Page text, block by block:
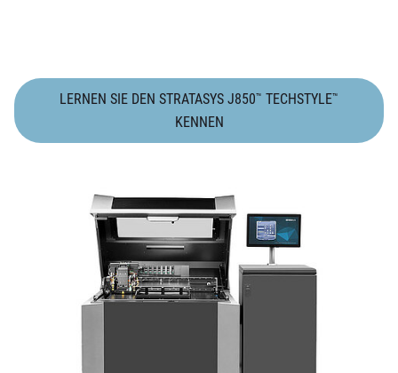
LERNEN SIE DEN STRATASYS J850™ TECHSTYLE™
KENNEN